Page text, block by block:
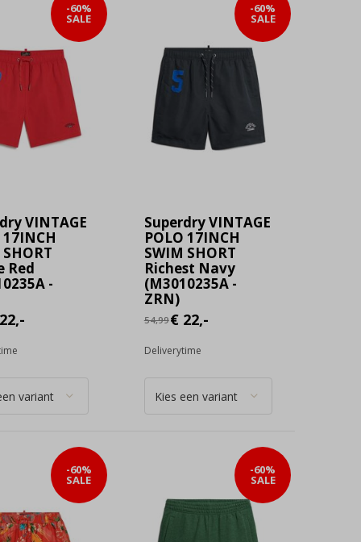
VINTAGE
17INCH
Red
-
-60%
SALE
Superdry VINTAGE
POLO 17INCH
SWIM SHORT
Richest Navy
(M3010235A -
ZRN)
-60%
SALE
54,99€ 22,-
Deliverytime
-60%
SALE
-60%
SALE